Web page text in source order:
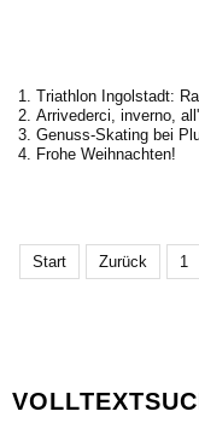
Triathlon Ingolstadt:
Arrivederci, inverno,
Genuss-Skating bei
Frohe Weihnachten!
Start Zurück 1